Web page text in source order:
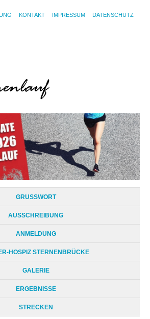
KONTAKT IMPRESSUM DATENSCHUTZ
GRUSSWORT
AUSSCHREIBUNG
ANMELDUNG
HOSPIZ STERNENBRÜCKE
GALERIE
ERGEBNISSE
STRECKEN